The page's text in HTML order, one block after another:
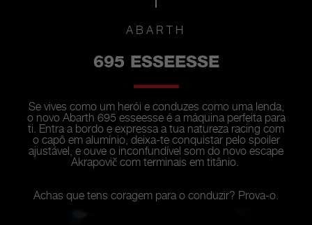
ABARTH
695 ESSEESSE
Se vives como um herói e conduzes como uma lenda,
o novo Abarth 695 esseesse é a máquina perfeita para
ti. Entra a bordo e expressa a tua natureza racing com
o capô em alumínio, deixa-te conquistar pelo spoiler
ajustável, e ouve o inconfundível som do novo escape
Akrapovič com terminais em titânio.
Achas que tens coragem para o conduzir? Prova-o.